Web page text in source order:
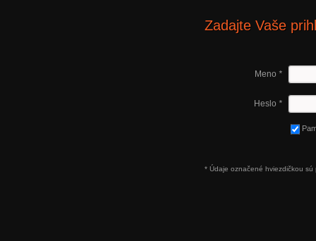
Zadajte Vaše
Meno *
Heslo *
* Údaje označené hviezdičkou sú